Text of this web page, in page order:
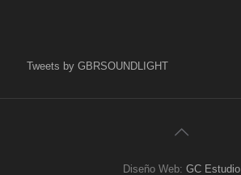
Tweets by GBRSOUNDLIGHT
Diseño Web: GC Estudio